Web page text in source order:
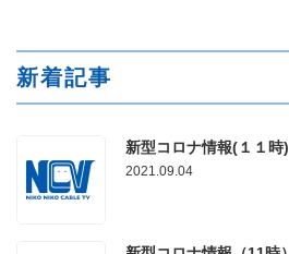
新着記事
新型コロナ情報(１１時)
2021.09.04